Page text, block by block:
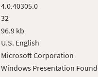
4.0.40305.0
32
96.9 kb
U.S. English
Microsoft Corporation
Windows Presentation